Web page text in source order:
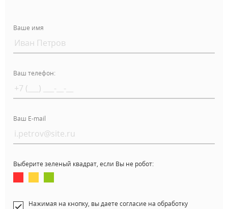
Ваше имя
Ваш телефон:
Ваш E-mail
Выберите зеленый квадрат, если Вы не робот:
Нажимая на кнопку, вы даете согласие на обработку